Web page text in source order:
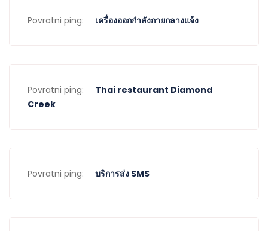
Povratni ping: เครื่องออกกำลังกายกลางแจ้ง
Povratni ping:
Thai restaurant Diamond
Creek
Povratni ping: บริการส่ง SMS